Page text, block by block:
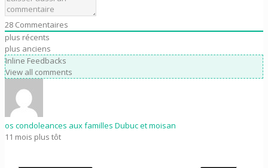
28 Commentaires
plus récents
plus anciens
Inline Feedbacks
View all comments
os condoleances aux familles Dubuc et moisan
11 mois plus tôt